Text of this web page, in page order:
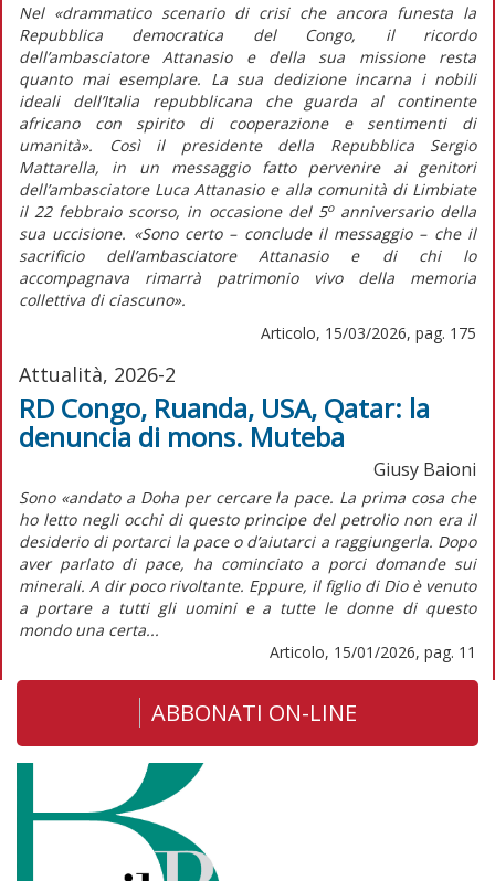
Nel «drammatico scenario di crisi che ancora funesta la
Repubblica democratica del Congo, il ricordo
dell’ambasciatore Attanasio e della sua missione resta
quanto mai esemplare. La sua dedizione incarna i nobili
ideali dell’Italia repubblicana che guarda al continente
africano con spirito di cooperazione e sentimenti di
umanità». Così il presidente della Repubblica Sergio
Mattarella, in un messaggio fatto pervenire ai genitori
dell’ambasciatore Luca Attanasio e alla comunità di Limbiate
il 22 febbraio scorso, in occasione del 5oanniversario della
sua uccisione. «Sono certo – conclude il messaggio – che il
sacrificio dell’ambasciatore Attanasio e di chi lo
accompagnava rimarrà patrimonio vivo della memoria
collettiva di ciascuno».
Articolo, 15/03/2026, pag. 175
Attualità, 2026-2
RD Congo, Ruanda, USA, Qatar: la
denuncia di mons. Muteba
Giusy Baioni
Sono «andato a Doha per cercare la pace. La prima cosa che
ho letto negli occhi di questo principe del petrolio non era il
desiderio di portarci la pace o d’aiutarci a raggiungerla. Dopo
aver parlato di pace, ha cominciato a porci domande sui
minerali. A dir poco rivoltante. Eppure, il figlio di Dio è venuto
a portare a tutti gli uomini e a tutte le donne di questo
mondo una certa...
Articolo, 15/01/2026, pag. 11
ABBONATI ON-LINE